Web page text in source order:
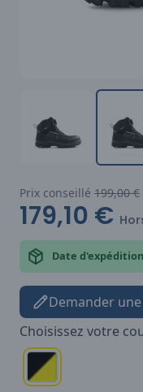
Prix conseillé 199,00 €
179,10 €
Date
Demander
Choisissez votre